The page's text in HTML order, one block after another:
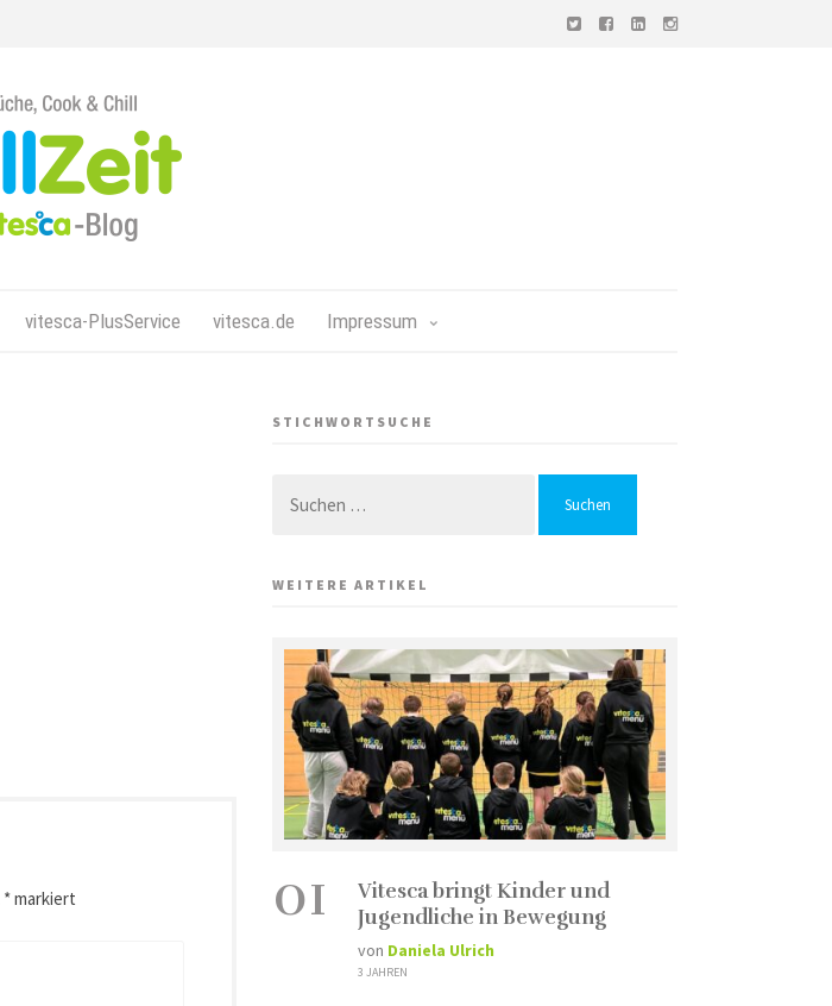
vitesca-PlusService vitesca.de Impressum
*markiert
STICHWORTSUCHE
nach:
WEITERE ARTIKEL
01
Vitesca bringt Kinder und
Jugendliche in Bewegung
von Daniela Ulrich
3 JAHREN